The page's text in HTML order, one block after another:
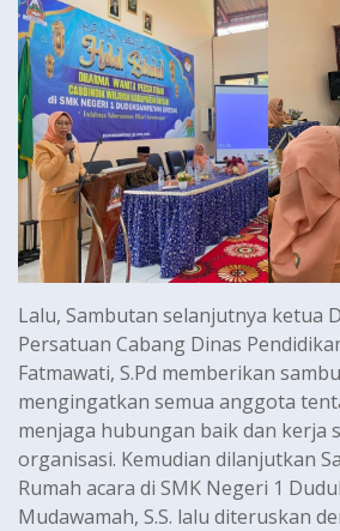
Lalu, Sambutan selanjutnya ketua
Persatuan Cabang Dinas
Fatmawati, S.Pd memberikan
mengingatkan semua anggota
menjaga hubungan baik dan kerja
organisasi. Kemudian dilanjutkan
Rumah acara di SMK Negeri 1
Mudawamah, S.S. lalu diteruskan